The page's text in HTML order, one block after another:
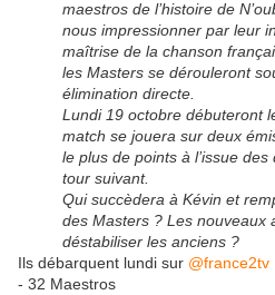
maestros de l’histoire de
nous impressionner par leur
maîtrise de la chanson
les Masters se dérouleront
élimination directe.
Lundi 19 octobre débuteront
match se jouera sur deux
le plus de points à l’issue
tour suivant.
Qui succèdera à Kévin et
des Masters ? Les nouveaux
déstabiliser les anciens ?
Ils débarquent lundi sur @france2tv
- 32 Maestros